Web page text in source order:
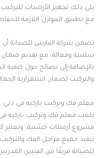
يلي ذلك تجهيز الأرضيات للتركيب
مع تطبيق العوازل اللازمة
تضمن شركة الفارس للصيانة أن
سلسة وفعالة، مع تقديم ضمان
بالإضافة إلى نصائح حول كيفية
والتركيب لضمان استمرارية
معلم فك وتركيب باركيه في دبي
يلعب معلم فك وتركيب باركيه
مشروع أرضيات خشبية،
تنفيذ جميع مراحل الفك
للصيانة فريقًا من الفنيين